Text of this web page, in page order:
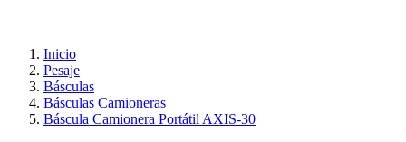
Inicio
Pesaje
Básculas
Básculas Camioneras
Báscula Camionera Portátil AXIS-30